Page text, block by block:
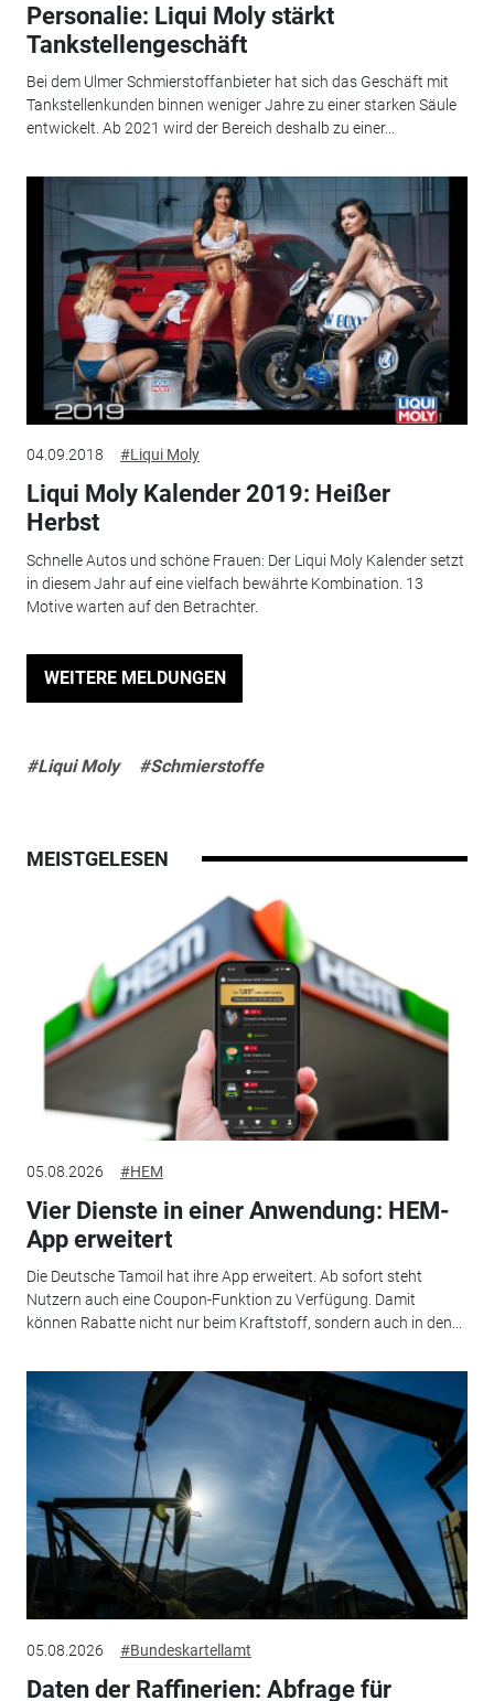
Personalie: Liqui Moly stärkt
Tankstellengeschäft
Bei dem Ulmer Schmierstoffanbieter hat sich das Geschäft mit
Tankstellenkunden binnen weniger Jahre zu einer starken Säule
entwickelt. Ab 2021 wird der Bereich deshalb zu einer...
04.09.2018 #Liqui Moly
Liqui Moly Kalender 2019: Heißer
Herbst
Schnelle Autos und schöne Frauen: Der Liqui Moly Kalender setzt
in diesem Jahr auf eine vielfach bewährte Kombination. 13
Motive warten auf den Betrachter.
WEITERE MELDUNGEN
#Liqui Moly #Schmierstoffe
MEISTGELESEN
05.08.2026 #HEM
Vier Dienste in einer Anwendung: HEM-
App erweitert
Die Deutsche Tamoil hat ihre App erweitert. Ab sofort steht
Nutzern auch eine Coupon-Funktion zu Verfügung. Damit
können Rabatte nicht nur beim Kraftstoff, sondern auch in den...
05.08.2026 #Bundeskartellamt
Daten der Raffinerien: Abfrage für